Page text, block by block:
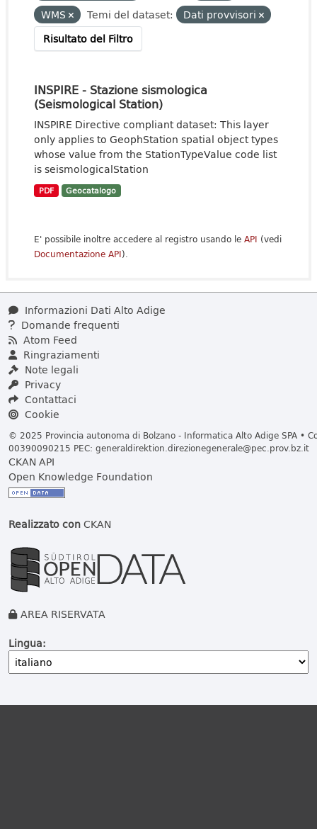
WMS
Temi del dataset:
Dati provvisori
Risultato del Filtro
INSPIRE - Stazione sismologica
(Seismological Station)
INSPIRE Directive compliant dataset: This layer
only applies to GeophStation spatial object types
whose value from the StationTypeValue code list
is seismologicalStation
PDF Geocatalogo
E' possibile inoltre accedere al registro usando le API (vedi
Documentazione API).
Informazioni Dati Alto Adige
Domande frequenti
Atom Feed
Ringraziamenti
Note legali
Privacy
Contattaci
Cookie
© 2025 Provincia autonoma di Bolzano - Informatica Alto Adige SPA •
00390090215 PEC: generaldirektion.direzionegenerale@pec.prov.bz.it
CKAN API
Open Knowledge Foundation
Realizzato conCKAN
AREA RISERVATA
Lingua